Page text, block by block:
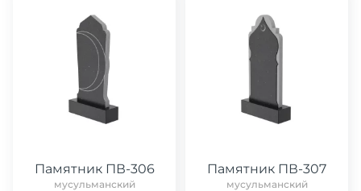
Памятник ПВ-306
мусульманский
Памятник ПВ-307
мусульманский